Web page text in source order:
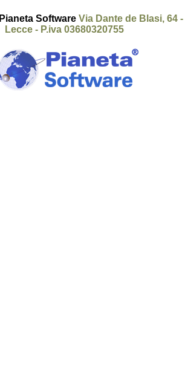
Pianeta SoftwareVia Dante de Blasi, 64 -
Lecce - P.iva 03680320755